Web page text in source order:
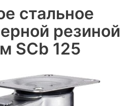
стальное
резиной
SCb 125